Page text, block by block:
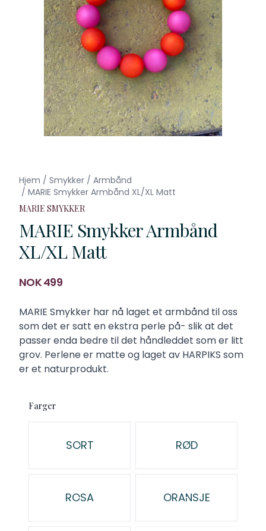
Hjem / Smykker / Armbånd
/ MARIE Smykker Armbånd XL/XL Matt
MARIE SMYKKER
MARIE Smykker Armbånd
XL/XL Matt
Produktdetaljer
NOK 499
Description
MARIE Smykker har nå laget et armbånd til oss
som det er satt en ekstra perle på- slik at det
passer enda bedre til det håndleddet som er litt
grov. Perlene er matte og laget av HARPIKS som
er et naturprodukt.
Farger
Velg en Farger
SORT RØD
ROSA ORANSJE